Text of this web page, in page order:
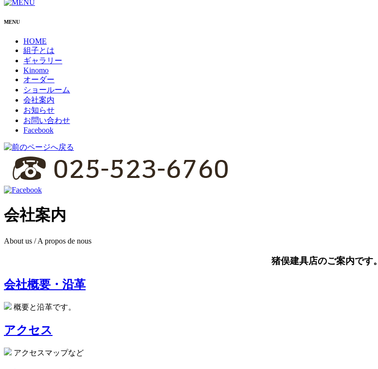
MENU
HOME
組子とは
ギャラリー
Kinomo
オーダー
ショールーム
会社案内
お知らせ
お問い合わせ
Facebook
会社案内
About us / A propos de nous
猪俣建具店のご案内です。
会社概要・沿革
概要と沿革です。
アクセス
アクセスマップなど